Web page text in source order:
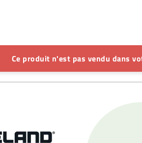
Ce produit n'est pas vendu dans